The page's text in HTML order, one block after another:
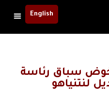
English
سباق رئاسة
لنتنياهو